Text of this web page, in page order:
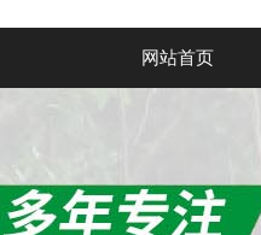
网站首页